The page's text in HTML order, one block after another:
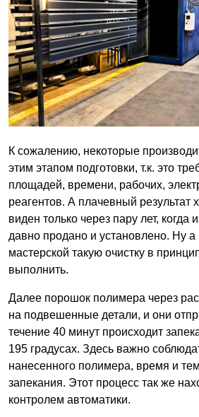
К сожалению, некоторые
этим этапом подготовки, т.к. это
площадей, времени, рабочих,
реагентов. А плачевный результат
виден только через пару лет, когда
давно продано и установлено. Ну а
мастерской такую очистку в
выполнить.
Далее порошок полимера через
на подвешенные детали, и они
течение 40 минут происходит
195 градусах. Здесь важно
нанесенного полимера, время и
запекания. Этот процесс так же
контролем автоматики.